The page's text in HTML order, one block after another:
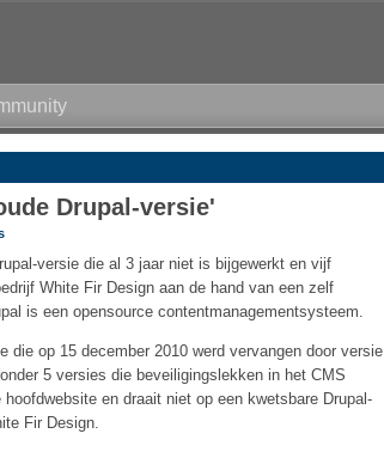
Drupal-versie'
versie die al 3 jaar niet is bijgewerkt en vijf
White Fir Design aan de hand van een zelf
is een opensource contentmanagementsysteem.
die op 15 december 2010 werd vervangen door versie
5 versies die beveiligingslekken in het CMS
en draait niet op een kwetsbare Drupal-
Fir Design.